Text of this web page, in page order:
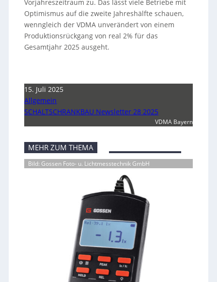
Vorjahreszeitraum zu. Das lässt viele Betriebe mit
Optimismus auf die zweite Jahreshälfte schauen,
wenngleich der VDMA unverändert von einem
Produktionsrückgang von real 2% für das
Gesamtjahr 2025 ausgeht.
15. Juli 2025
Allgemein
SCHALTSCHRANKBAU Newsletter 28 2025
VDMA Bayern
MEHR ZUM THEMA
Bild: Gossen Foto- u. Lichtmesstechnik GmbH